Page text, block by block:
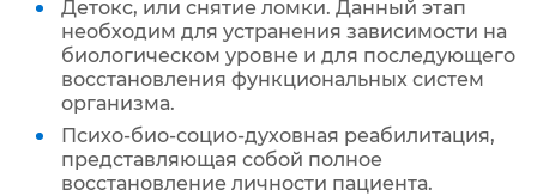
Детокс, или снятие ломки. Данный этап
необходим для устранения зависимости на
биологическом уровне и для последующего
восстановления функциональных систем
организма.
Психо-био-социо-духовная реабилитация,
представляющая собой полное
восстановление личности пациента.